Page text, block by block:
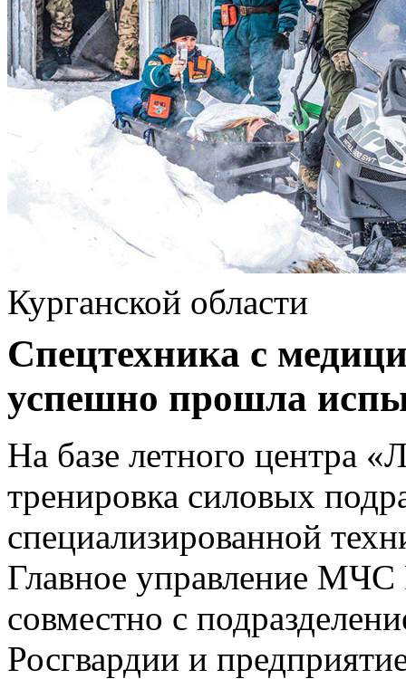
Курганской области
Спецтехника с
успешно прошла
На базе летного центра
тренировка силовых
специализированной
Главное управление МЧС
совместно с
Росгвардии и